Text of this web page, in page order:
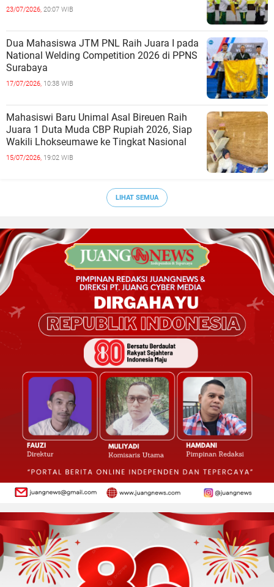
23/07/2026, 20:07 WIB
Dua Mahasiswa JTM PNL Raih Juara I pada
National Welding Competition 2026 di PPNS
Surabaya
17/07/2026, 10:38 WIB
Mahasiswi Baru Unimal Asal Bireuen Raih
Juara 1 Duta Muda CBP Rupiah 2026, Siap
Wakili Lhokseumawe ke Tingkat Nasional
15/07/2026, 19:02 WIB
LIHAT SEMUA